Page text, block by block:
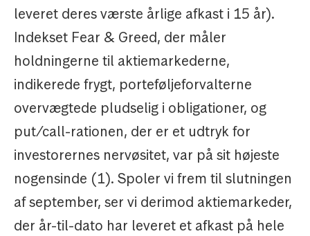
leveret deres værste årlige afkast i 15 år).
Indekset Fear & Greed, der måler
holdningerne til aktiemarkederne,
indikerede frygt, porteføljeforvalterne
overvægtede pludselig i obligationer, og
put/call-rationen, der er et udtryk for
investorernes nervøsitet, var på sit højeste
nogensinde (1). Spoler vi frem til slutningen
af september, ser vi derimod aktiemarkeder,
der år-til-dato har leveret et afkast på hele